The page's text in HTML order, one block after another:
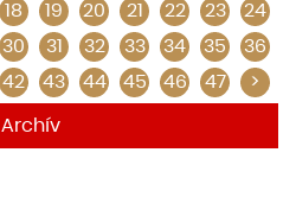
18 19 20 21 22 23
24
30 31 32 33 34 35
36
42 43 44 45 46 47 >
Archív